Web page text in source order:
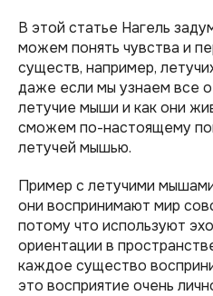
В этой статье Нагель
можем понять чувства и
существ, например,
даже если мы узнаем все
летучие мыши и как они
сможем по-настоящему
летучей мышью.
Пример с летучими
они воспринимают мир
потому что используют
ориентации в
каждое существо
это восприятие очень